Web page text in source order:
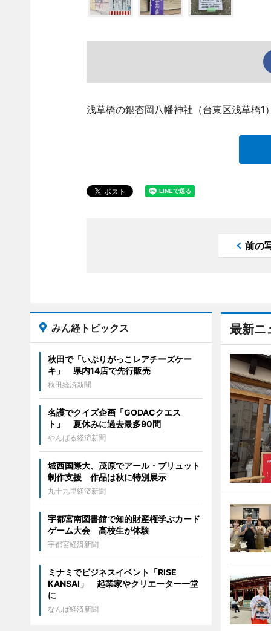
浅草橋の銀杏岡八幡神社（台東区浅草橋
前の
最新ニ
みん経トピックス
秋田で「いぶりがっこレアチーズケー
キ」 県内14店で先行販売
秋田経済新聞
名護でクイズ企画「GODACクエス
ト」 夏休みに過去最多90問
やんばる経済新聞
城西国際大、茂原でアール・ブリュット
制作支援 作品は秋に特別展示
九十九里経済新聞
宇都宮南図書館で知的財産権学ぶカード
ゲーム大会 高校生が体験
宇都宮経済新聞
ミナミでビジネスイベント「RISE
KANSAI」 起業家やクリエーター一堂
に
なんば経済新聞